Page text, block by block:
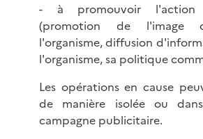
- à promouvoir l'action
(promotion de l'image
l'organisme, diffusion
l'organisme, sa politique
Les opérations en cause
de manière isolée ou
campagne publicitaire.